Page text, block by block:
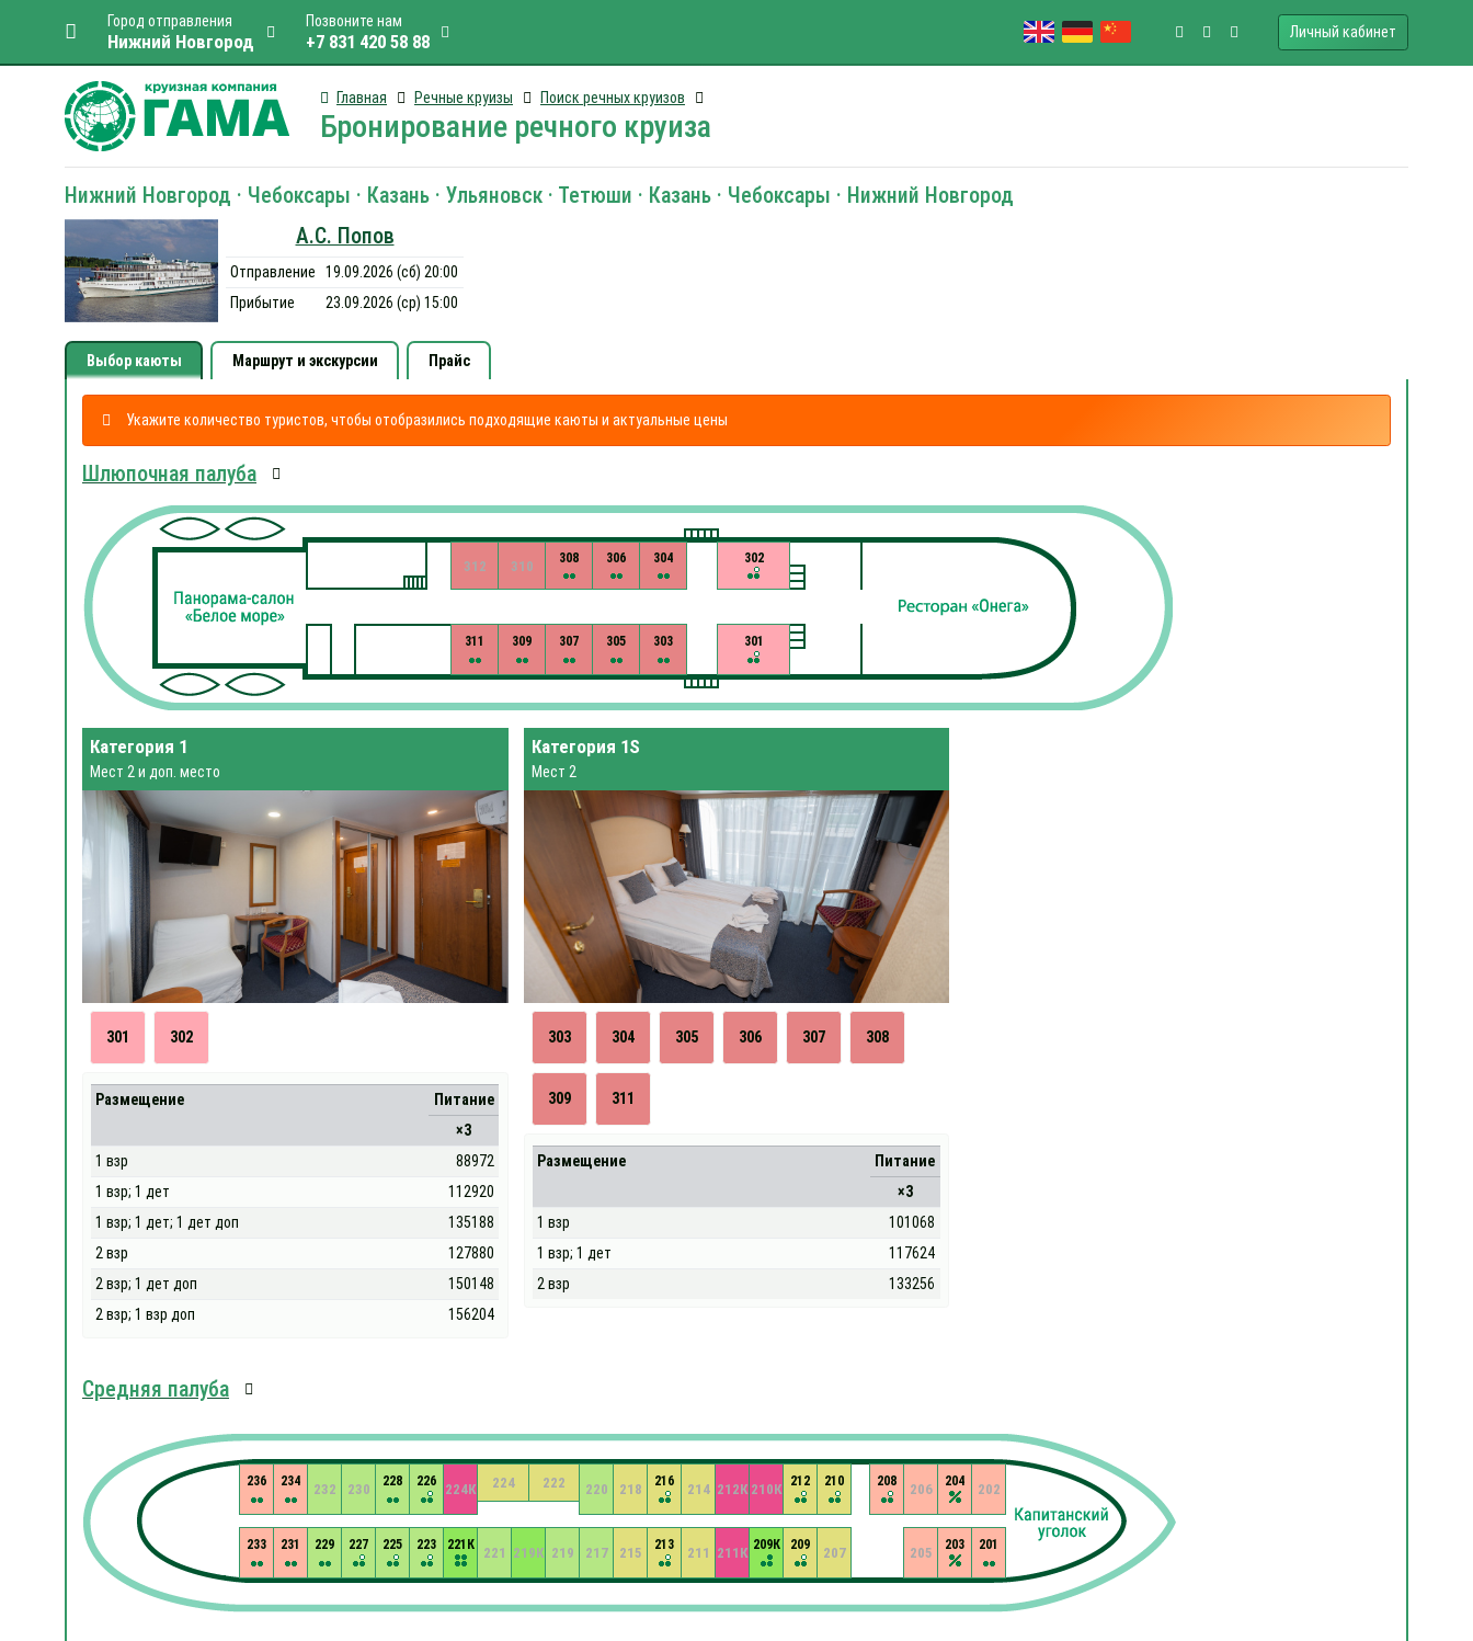
Город отправления
Нижний Новгород
Позвоните нам
+7 831 420 58 88 Личный кабинет
Главная Речные круизы Поиск речных круизов
Бронирование речного круиза
Нижний Новгород · Чебоксары · Казань · Ульяновск · Тетюши · Казань · Чебоксары · Нижний Новгород
А.С. Попов
Отправление
19.09.2026 (сб) 20:00
Прибытие
23.09.2026 (ср) 15:00
Выбор каюты Маршрут и экскурсии Прайс
Укажите количество туристов, чтобы отобразились подходящие каюты и актуальные цены
Шлюпочная палуба
301
302
303
304
305
306
307
308
309
310
311
312
Категория 1
Мест 2 и доп. место
301 302
Размещение
Питание
×3
1 взр
88972
1 взр; 1 дет
112920
1 взр; 1 дет; 1 дет доп
135188
2 взр
127880
2 взр; 1 дет доп
150148
2 взр; 1 взр доп
156204
Категория 1S
Мест 2
303 304 305 306 307 308
309 311
Размещение
Питание
×3
1 взр
101068
1 взр; 1 дет
117624
2 взр
133256
Средняя палуба
201
202
203
204
205
206
207
208
209
209К
210
210К
211 211К
212
212К
213
214
215
216
217
218
219
219К
220
221
221К
222
223
224
224К
225
226
227
228
229
230
231
232
233
234
236